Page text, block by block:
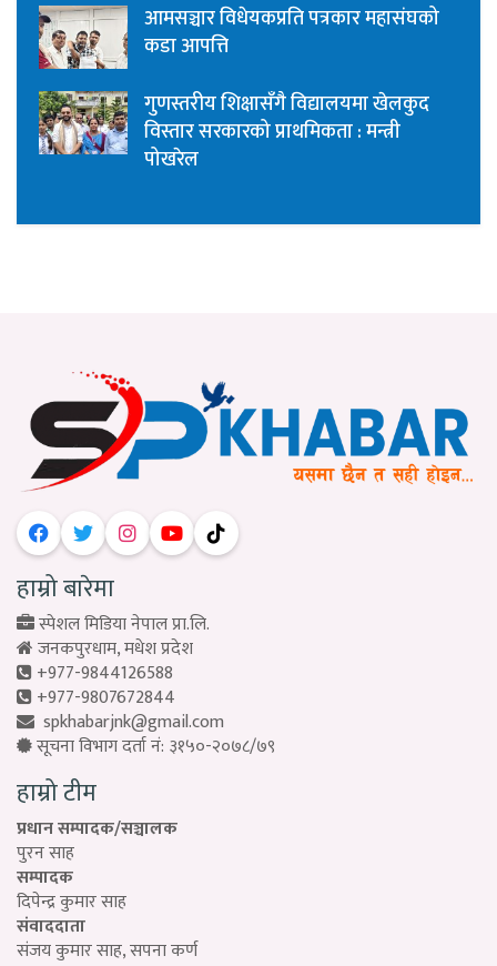
आमसञ्चार विधेयकप्रति पत्रकार महासंघको
कडा आपत्ति
गुणस्तरीय शिक्षासँगै विद्यालयमा खेलकुद
विस्तार सरकारको प्राथमिकता : मन्त्री
पोखरेल
हाम्रो बारेमा
स्पेशल मिडिया नेपाल प्रा.लि.
जनकपुरधाम, मधेश प्रदेश
+977-9844126588
+977-9807672844
spkhabarjnk@gmail.com
सूचना विभाग दर्ता नं: ३१५०-२०७८/७९
हाम्रो टीम
प्रधान सम्पादक/सञ्चालक
पुरन साह
सम्पादक
दिपेन्द्र कुमार साह
संवाददाता
संजय कुमार साह, सपना कर्ण